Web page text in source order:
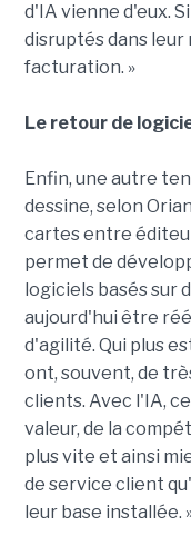
d'IA vienne d'eux.
disruptés dans
facturation. »
Le retour de
Enfin, une autre
dessine, selon
cartes entre
permet de
logiciels basés sur
aujourd'hui être
d'agilité. Qui plus
ont, souvent, de
clients. Avec l'IA,
valeur, de la
plus vite et ainsi
de service client
leur base installée.